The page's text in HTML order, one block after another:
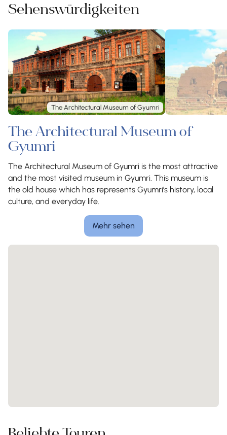
Sehenswürdigkeiten
The Architectural Museum of Gyumri
The Architectural Museum of
Gyumri
The Architectural Museum of Gyumri is the most attractive
and the most visited museum in Gyumri. This museum is
the old house which has represents Gyumri’s history, local
culture, and everyday life.
Mehr sehen